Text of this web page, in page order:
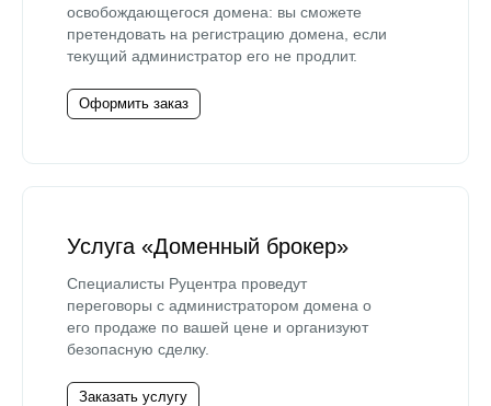
освобождающегося домена: вы сможете
претендовать на регистрацию домена, если
текущий администратор его не продлит.
Оформить заказ
Услуга «Доменный брокер»
Специалисты Руцентра проведут
переговоры с администратором домена о
его продаже по вашей цене и организуют
безопасную сделку.
Заказать услугу